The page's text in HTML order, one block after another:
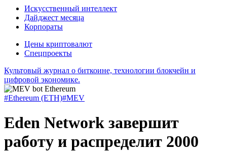
Искусственный интеллект
Дайджест месяца
Корпораты
Цены криптовалют
Спецпроекты
Культовый журнал о биткоине, технологии блокчейн и
цифровой экономике.
#Ethereum (ETH)#MEV
Eden Network завершит
работу и распределит 2000